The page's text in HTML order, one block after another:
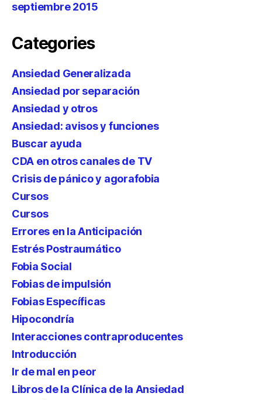
septiembre 2015
Categories
Ansiedad Generalizada
Ansiedad por separación
Ansiedad y otros
Ansiedad: avisos y funciones
Buscar ayuda
CDA en otros canales de TV
Crisis de pánico y agorafobia
Cursos
Cursos
Errores en la Anticipación
Estrés Postraumático
Fobia Social
Fobias de impulsión
Fobias Específicas
Hipocondría
Interacciones contraproducentes
Introducción
Ir de mal en peor
Libros de la Clínica de la Ansiedad